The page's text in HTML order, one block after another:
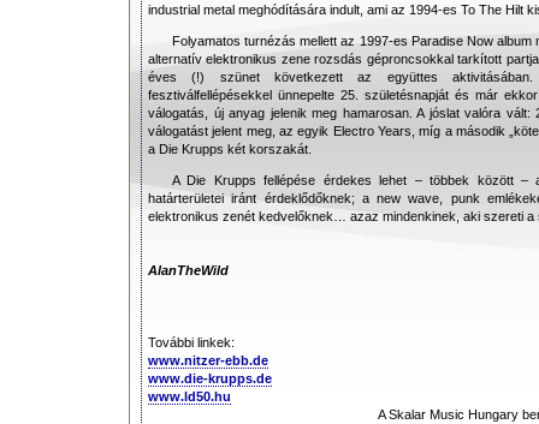
industrial metal meghódítására indult, ami az 1994-es To The Hilt
Folyamatos turnézás mellett az 1997-es Paradise Now
alternatív elektronikus zene rozsdás géproncsokkal tarkított
éves (!) szünet következett az együttes
fesztiválfellépésekkel ünnepelte 25. születésnapját és már
válogatás, új anyag jelenik meg hamarosan. A jóslat valóra
válogatást jelent meg, az egyik Electro Years, míg a második
a Die Krupps két korszakát.
A Die Krupps fellépése érdekes lehet – többek között –
határterületei iránt érdeklődőknek; a new wave, punk
elektronikus zenét kedvelőknek… azaz mindenkinek, aki szereti a
AlanTheWild
További linkek:
www.nitzer-ebb.de
www.die-krupps.de
www.ld50.hu
A Skalar Music Hungary